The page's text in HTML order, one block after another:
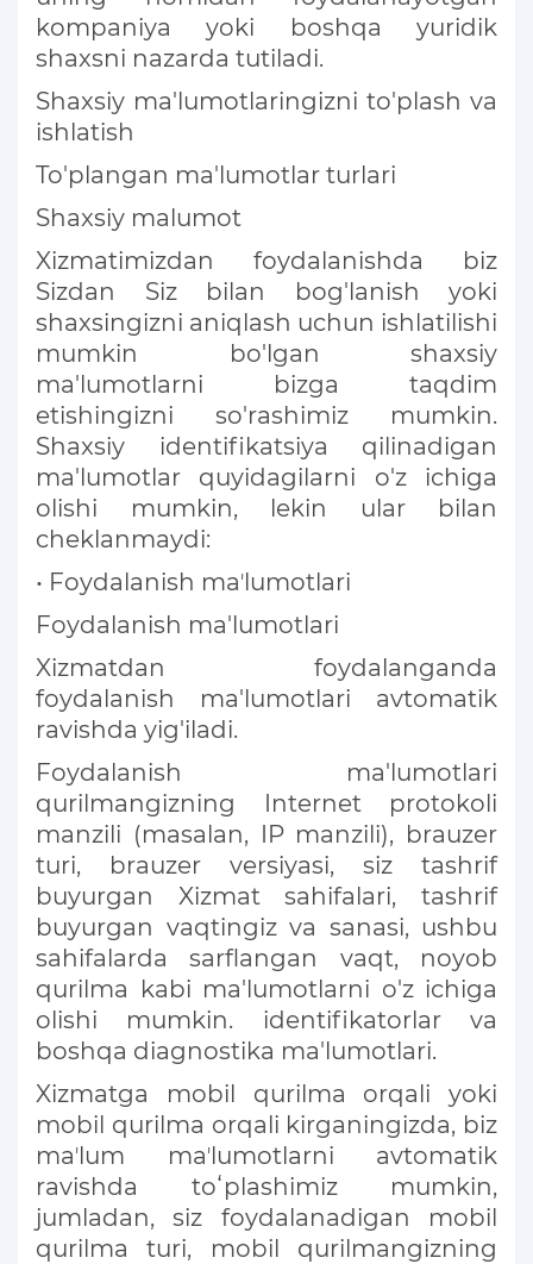
kompaniya yoki boshqa yuridik
shaxsni nazarda tutiladi.
Shaxsiy ma'lumotlaringizni to'plash va
ishlatish
To'plangan ma'lumotlar turlari
Shaxsiy malumot
Xizmatimizdan foydalanishda biz
Sizdan Siz bilan bog'lanish yoki
shaxsingizni aniqlash uchun ishlatilishi
mumkin bo'lgan shaxsiy
ma'lumotlarni bizga taqdim
etishingizni so'rashimiz mumkin.
Shaxsiy identifikatsiya qilinadigan
ma'lumotlar quyidagilarni o'z ichiga
olishi mumkin, lekin ular bilan
cheklanmaydi:
• Foydalanish maʼlumotlari
Foydalanish ma'lumotlari
Xizmatdan foydalanganda
foydalanish ma'lumotlari avtomatik
ravishda yig'iladi.
Foydalanish ma'lumotlari
qurilmangizning Internet protokoli
manzili (masalan, IP manzili), brauzer
turi, brauzer versiyasi, siz tashrif
buyurgan Xizmat sahifalari, tashrif
buyurgan vaqtingiz va sanasi, ushbu
sahifalarda sarflangan vaqt, noyob
qurilma kabi ma'lumotlarni o'z ichiga
olishi mumkin. identifikatorlar va
boshqa diagnostika ma'lumotlari.
Xizmatga mobil qurilma orqali yoki
mobil qurilma orqali kirganingizda, biz
maʼlum maʼlumotlarni avtomatik
ravishda toʻplashimiz mumkin,
jumladan, siz foydalanadigan mobil
qurilma turi, mobil qurilmangizning